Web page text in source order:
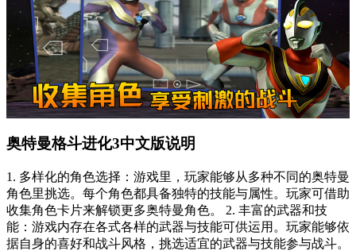
奥特曼格斗进化3中文版说明
1. 多样化的角色选择：游戏里，玩家能够从多种不同的奥特曼
角色里挑选。每个角色都具备独特的技能与属性。玩家可借助
收集角色卡片来解锁更多奥特曼角色。 2. 丰富的武器和技
能：游戏内存在各式各样的武器与技能可供运用。玩家能够依
据自身的喜好和战斗风格，挑选适宜的武器与技能参与战斗。